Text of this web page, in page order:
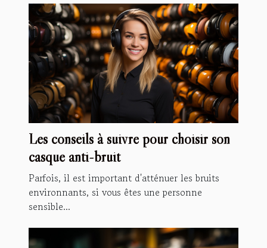
Les conseils à suivre pour choisir son
casque anti-bruit
Parfois, il est important d'atténuer les bruits
environnants, si vous êtes une personne
sensible...